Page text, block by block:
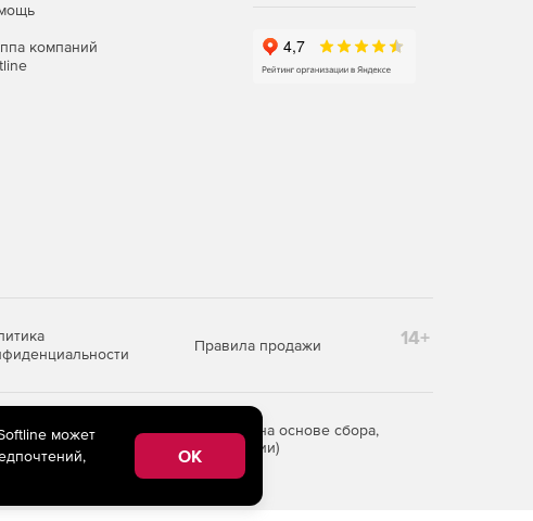
компаний
Правила продажи 14+
предоставления информации на основе сбора,
территории Российской Федерации)
может
OK